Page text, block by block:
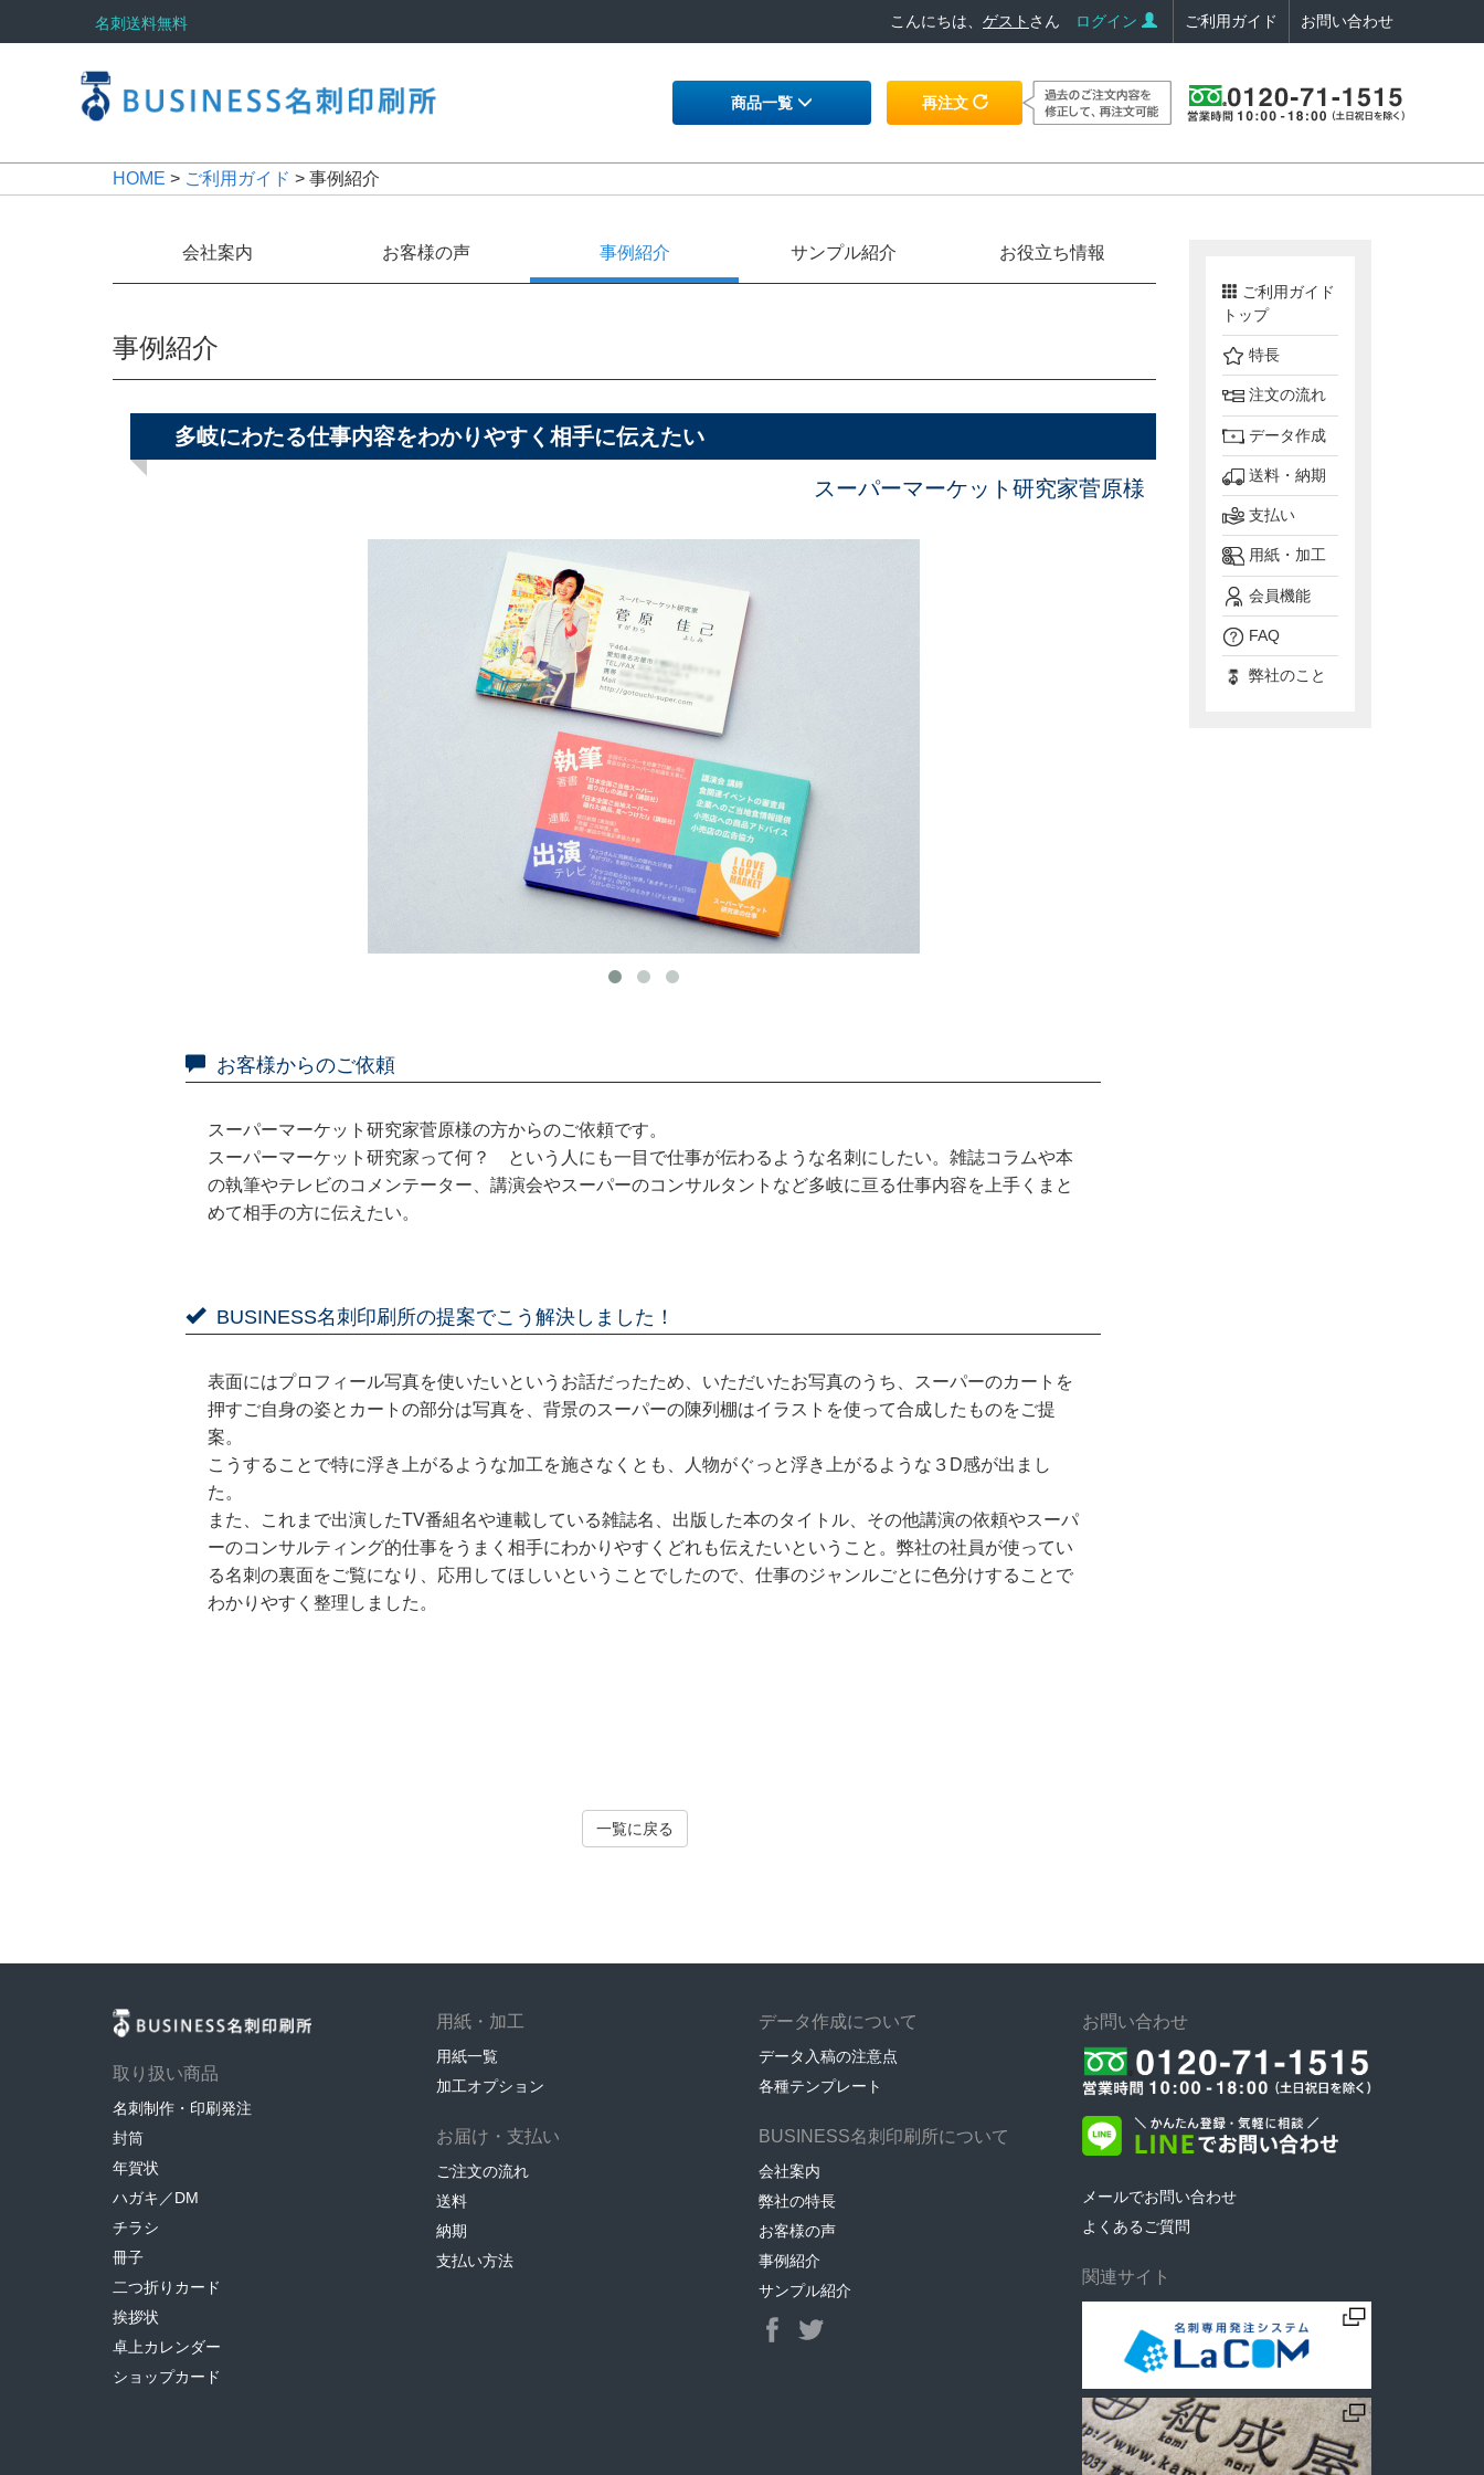
名刺送料無料 こんにちは、 ゲスト さん ログイン ご利用ガイド お問い合わせ
商品一覧 再注文
HOME > ご利用ガイド > 事例紹介
会社案内 お客様の声 事例紹介 サンプル紹介 お役立ち情報
事例紹介
多岐にわたる仕事内容をわかりやすく相手に伝えたい
スーパーマーケット研究家菅原様
お客様からのご依頼
スーパーマーケット研究家菅原様の方からのご依頼です。
スーパーマーケット研究家って何？ という人にも一目で仕事が伝わるような名刺にしたい。雑誌コラムや本
の執筆やテレビのコメンテーター、講演会やスーパーのコンサルタントなど多岐に亘る仕事内容を上手くまと
めて相手の方に伝えたい。
BUSINESS名刺印刷所の提案でこう解決しました！
表面にはプロフィール写真を使いたいというお話だったため、いただいたお写真のうち、スーパーのカートを
押すご自身の姿とカートの部分は写真を、背景のスーパーの陳列棚はイラストを使って合成したものをご提
案。
こうすることで特に浮き上がるような加工を施さなくとも、人物がぐっと浮き上がるような３D感が出まし
た。
また、これまで出演したTV番組名や連載している雑誌名、出版した本のタイトル、その他講演の依頼やスーパ
ーのコンサルティング的仕事をうまく相手にわかりやすくどれも伝えたいということ。弊社の社員が使ってい
る名刺の裏面をご覧になり、応用してほしいということでしたので、仕事のジャンルごとに色分けすることで
わかりやすく整理しました。
一覧に戻る
ご利用ガイド
トップ
特長
注文の流れ
データ作成
送料・納期
支払い
用紙・加工
会員機能
FAQ
弊社のこと
取り扱い商品
名刺制作・印刷発注
封筒
年賀状
ハガキ／DM
チラシ
冊子
二つ折りカード
挨拶状
卓上カレンダー
ショップカード
用紙・加工
用紙一覧
加工オプション
お届け・支払い
ご注文の流れ
送料
納期
支払い方法
データ作成について
データ入稿の注意点
各種テンプレート
BUSINESS名刺印刷所について
会社案内
弊社の特長
お客様の声
事例紹介
サンプル紹介
お問い合わせ
メールでお問い合わせ
よくあるご質問
関連サイト